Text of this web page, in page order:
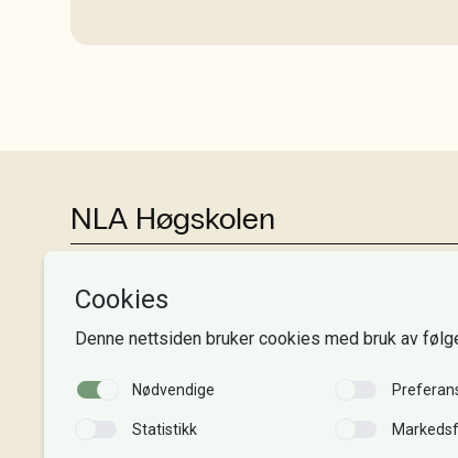
NLA Høgskolen
Tlf:+47 55 54 07 00
Send epost
Organisasjonsnr. 995 189 186
Kontonummer: 3000 48 00008